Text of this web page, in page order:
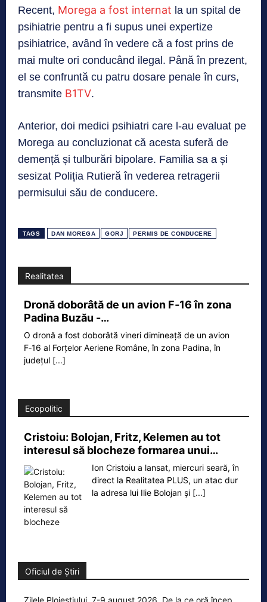
Recent, Morega a fost internat la un spital de
psihiatrie pentru a fi supus unei expertize
psihiatrice, având în vedere că a fost prins de
mai multe ori conducând ilegal. Până în prezent,
el se confruntă cu patru dosare penale în curs,
transmite B1TV.
Anterior, doi medici psihiatri care l-au evaluat pe
Morega au concluzionat că acesta suferă de
demență și tulburări bipolare. Familia sa a și
sesizat Poliția Rutieră în vederea retragerii
permisului său de conducere.
TAGS DAN MOREGA GORJ PERMIS DE CONDUCERE
Realitatea
Dronă doborâtă de un avion F‑16 în zona
Padina Buzău -…
O dronă a fost doborâtă vineri dimineață de un avion
F‑16 al Forțelor Aeriene Române, în zona Padina, în
județul [...]
Ecopolitic
Cristoiu: Bolojan, Fritz, Kelemen au tot
interesul să blocheze formarea unui…
Ion Cristoiu a lansat, miercuri seară, în
direct la Realitatea PLUS, un atac dur
la adresa lui Ilie Bolojan și [...]
Oficiul de Știri
Zilele Ploieștiului, 7-9 august 2026. De la ce oră încep